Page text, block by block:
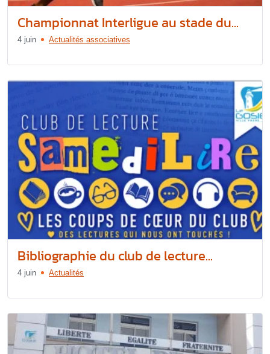
Championnat Interligue au stade du...
4 juin Actualités associatives
Bibliographie du club de lecture...
4 juin Actualités